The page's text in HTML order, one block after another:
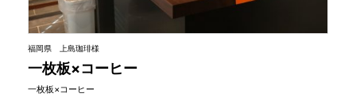
福岡県 上島珈琲様
一枚板×コーヒー
一枚板×コーヒー